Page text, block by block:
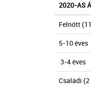
2020-AS
Felnőtt
5-10 éves
3-4 éves
Családi